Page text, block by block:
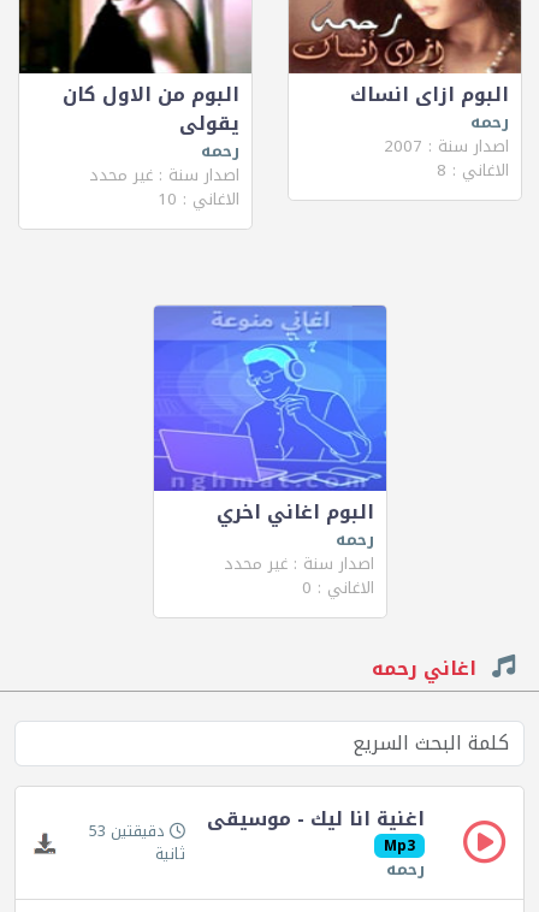
البوم ازاى انساك
رحمه
اصدار سنة : 2007
الاغاني : 8
البوم من الاول كان
يقولى
رحمه
اصدار سنة : غير محدد
الاغاني : 10
البوم اغاني اخري
رحمه
اصدار سنة : غير محدد
الاغاني : 0
اغاني رحمه
اغنية انا ليك - موسيقى
Mp3
رحمه
دقيقتين 53
ثانية